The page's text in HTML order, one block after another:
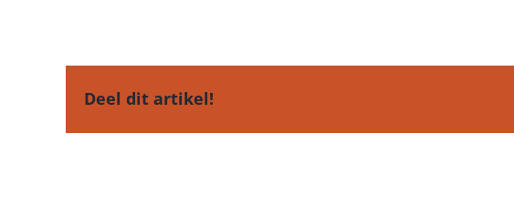
Deel dit artikel!